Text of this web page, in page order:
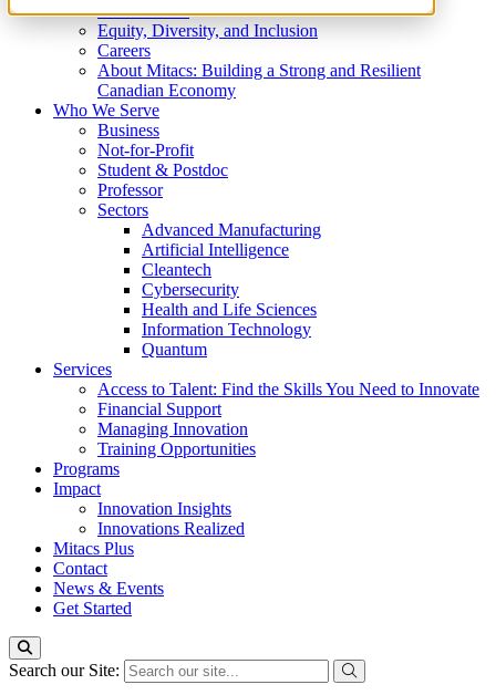
What We Do
Equity, Diversity, and Inclusion
Careers
About Mitacs: Building a Strong and Resilient
Canadian Economy
Who We Serve
Business
Not-for-Profit
Student & Postdoc
Professor
Sectors
Advanced Manufacturing
Artificial Intelligence
Cleantech
Cybersecurity
Health and Life Sciences
Information Technology
Quantum
Services
Access to Talent: Find the Skills You Need to Innovate
Financial Support
Managing Innovation
Training Opportunities
Programs
Impact
Innovation Insights
Innovations Realized
Mitacs Plus
Contact
News & Events
Get Started
Search our Site: